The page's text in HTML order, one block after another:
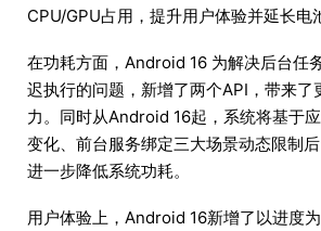
CPU/GPU占用，提升用户体验并延长电
在功耗方面，Android 16 为解决后台任
迟执行的问题，新增了两个API，带来了
力。同时从Android 16起，系统将基于
变化、前台服务绑定三大场景动态限制
进一步降低系统功耗。
用户体验上，Android 16新增了以进度